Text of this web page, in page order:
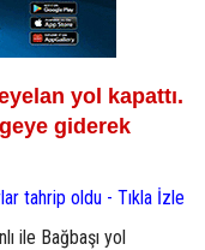
yol kapattı.
giderek
tahrip oldu - Tıkla İzle
ile Bağbaşı yol